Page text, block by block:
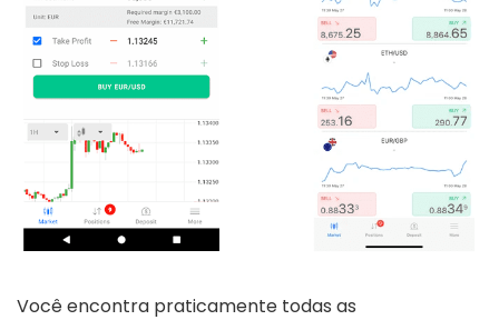
Você encontra praticamente todas as